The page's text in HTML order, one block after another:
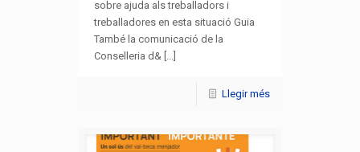
sobre ajuda als treballadors i
treballadores en esta situació Guia
També la comunicació de la
Conselleria d& [...]
Llegir més